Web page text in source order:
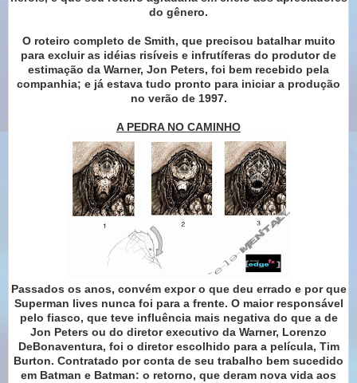
do gênero.
O roteiro completo de Smith, que precisou batalhar muito
para excluir as idéias risíveis e infrutíferas do produtor de
estimação da Warner, Jon Peters, foi bem recebido pela
companhia; e já estava tudo pronto para iniciar a produção
no verão de 1997.
A PEDRA NO CAMINHO
Passados os anos, convém expor o que deu errado e por que
Superman lives nunca foi para a frente. O maior responsável
pelo fiasco, que teve influência mais negativa do que a de
Jon Peters ou do diretor executivo da Warner, Lorenzo
DeBonaventura, foi o diretor escolhido para a película, Tim
Burton. Contratado por conta de seu trabalho bem sucedido
em Batman e Batman: o retorno, que deram nova vida aos